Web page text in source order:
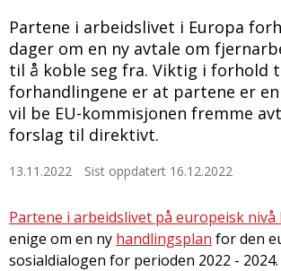
Partene i arbeidslivet i Europa
dager om en ny avtale om
til å koble seg fra. Viktig i forhold
forhandlingene er at partene er
vil be EU-kommisjonen fremme
forslag til direktivt.
13.11.2022 Sist oppdatert 16.12.2022
Partene i arbeidslivet på europeisk
enige om en ny handlingsplan for den
sosialdialogen for perioden 2022 -